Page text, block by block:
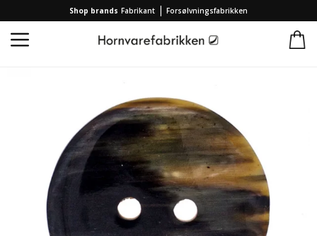
Shop brands Fabrikant | Forsølvningsfabrikken
Kollektion / Brands / Hornvarefabrikken / Hornknap Stor